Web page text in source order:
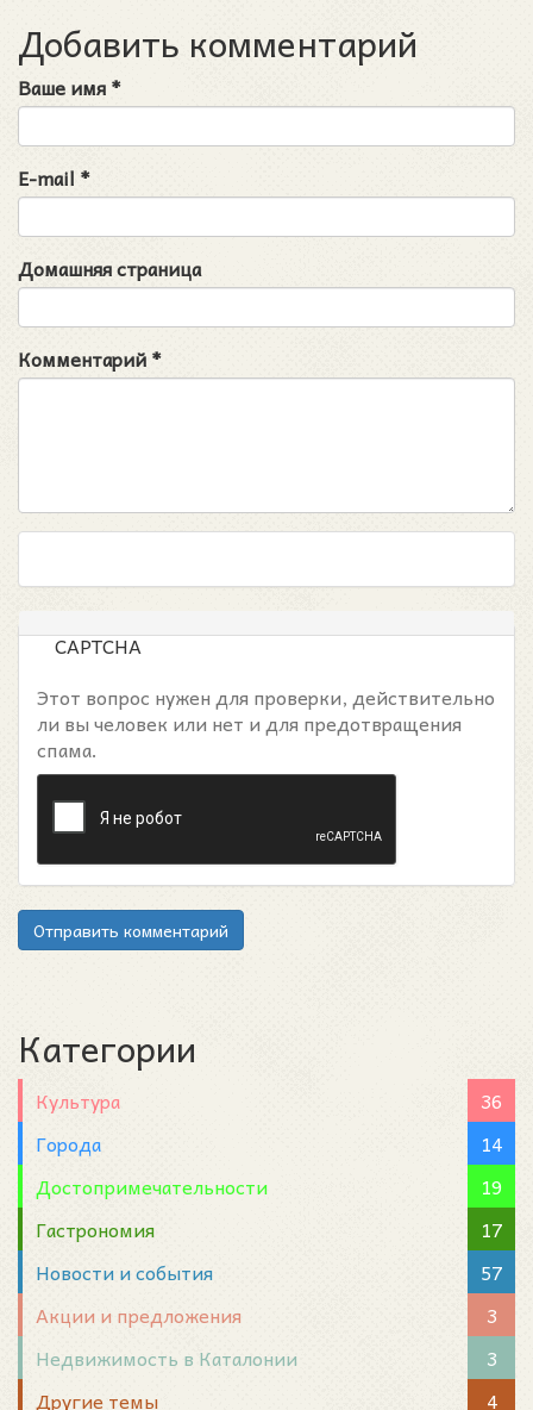
Добавить комментарий
Ваше имя*
E-mail *
Домашняя страница
Комментарий*
CAPTCHA
Этот вопрос нужен для проверки, действительно
ли вы человек или нет и для предотвращения
спама.
Отправить комментарий
Категории
Культура
36
Города
14
Достопримечательности
19
Гастрономия
17
Новости и события
57
Акции и предложения
3
Недвижимость в Каталонии
3
Другие темы
4